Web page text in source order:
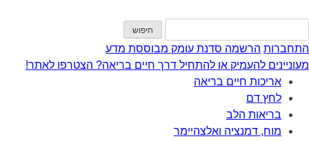
התחברות הרשמה סדנת עומק מבוססת מדע
מעוניינים להעמיק או להתחיל דרך חיים בריאה? הצטרפו לאתר!
אריכות חיים בריאה
לחץ דם
בריאות הלב
מוח, דמנציה ואלצהיימר